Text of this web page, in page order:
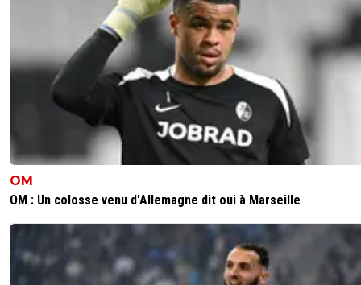
OM
OM : Un colosse venu d'Allemagne dit oui à Marseille